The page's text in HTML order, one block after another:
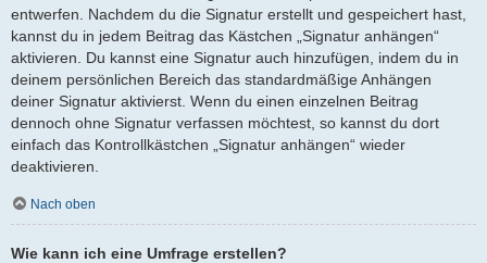
entwerfen. Nachdem du die Signatur erstellt und gespeichert hast,
kannst du in jedem Beitrag das Kästchen „Signatur anhängen“
aktivieren. Du kannst eine Signatur auch hinzufügen, indem du in
deinem persönlichen Bereich das standardmäßige Anhängen
deiner Signatur aktivierst. Wenn du einen einzelnen Beitrag
dennoch ohne Signatur verfassen möchtest, so kannst du dort
einfach das Kontrollkästchen „Signatur anhängen“ wieder
deaktivieren.
Nach oben
Wie kann ich eine Umfrage erstellen?